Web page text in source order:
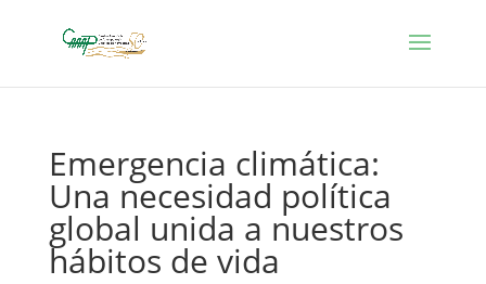
Emergencia climática:
Una necesidad política
global unida a nuestros
hábitos de vida